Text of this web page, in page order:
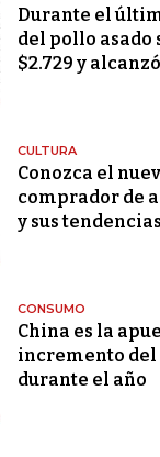
Durante el
del pollo asado
$2.729 y
CULTURA
Conozca el
comprador de
y sus
CONSUMO
China es la
incremento del
durante el año